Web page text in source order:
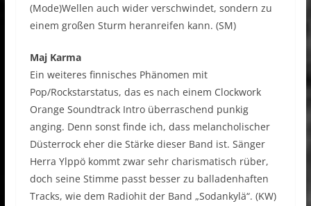
(Mode)Wellen auch wider verschwindet, sondern zu
einem großen Sturm heranreifen kann. (SM)
Maj Karma
Ein weiteres finnisches Phänomen mit
Pop/Rockstarstatus, das es nach einem Clockwork
Orange Soundtrack Intro überraschend punkig
anging. Denn sonst finde ich, dass melancholischer
Düsterrock eher die Stärke dieser Band ist. Sänger
Herra Ylppö kommt zwar sehr charismatisch rüber,
doch seine Stimme passt besser zu balladenhaften
Tracks, wie dem Radiohit der Band „Sodankylä“. (KW)